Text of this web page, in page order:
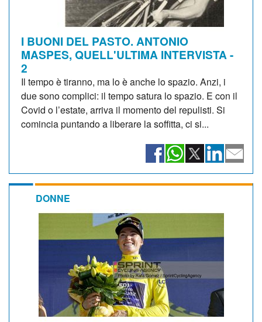
I BUONI DEL PASTO. ANTONIO
MASPES, QUELL'ULTIMA INTERVISTA -
2
Il tempo è tiranno, ma lo è anche lo spazio. Anzi, i
due sono complici: il tempo satura lo spazio. E con il
Covid o l’estate, arriva il momento del repulisti. Si
comincia puntando a liberare la soffitta, ci si...
DONNE